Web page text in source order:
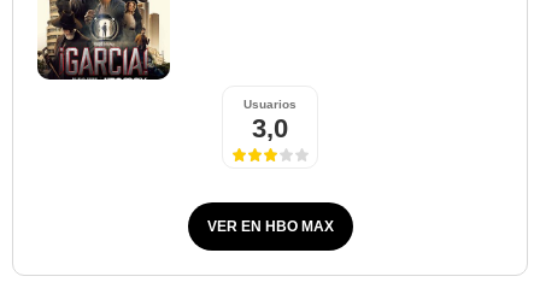
Usuarios
3,0
VER EN HBO MAX